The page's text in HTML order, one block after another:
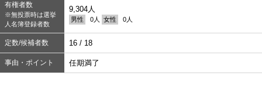
有権者数
※無投票時は選挙
人名簿登録者数
9,304人
男性 0人 女性 0人
定数/候補者数 16 / 18
事由・ポイント 任期満了